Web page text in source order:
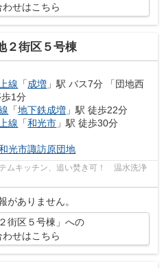
わせはこちら
２街区５号棟
線 「成増 」駅 バス7分 「団地西
1分
「地下鉄成増 」駅 徒歩22分
線 「和光市 」駅 徒歩30分
光市諏訪原団地
ムキッチン、追い焚き可！ 温水洗浄
がありません。
街区５号棟」への
わせはこちら